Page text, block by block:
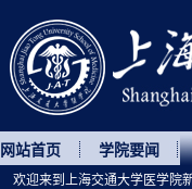
网站首页 学院要闻
欢迎来到上海交通大学医学院新